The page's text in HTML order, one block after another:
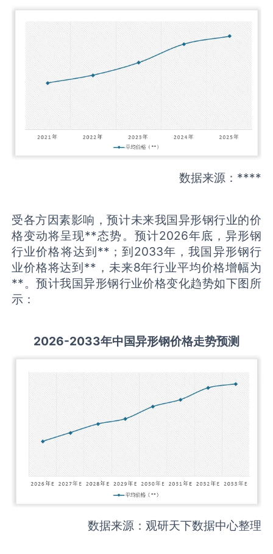
数据来源：****
受各方因素影响，预计未来我国异形钢行业的价
格变动将呈现**态势。预计2026年底，异形钢
行业价格将达到**；到2033年，我国异形钢行
业价格将达到**，未来8年行业平均价格增幅为
**。预计我国异形钢行业价格变化趋势如下图所
示：
2026-2033年中国异形钢价格走势预测
数据来源：观研天下数据中心整理